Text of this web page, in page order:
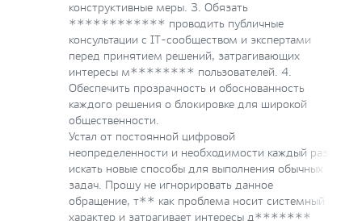
конструктивные меры. 3. Обязать
************ проводить публичные
консультации с IT-сообществом и экспертами
перед принятием решений, затрагивающих
интересы м******** пользователей. 4.
Обеспечить прозрачность и обоснованность
каждого решения о блокировке для широкой
общественности.
Устал от постоянной цифровой
неопределенности и необходимости каждый раз
искать новые способы для выполнения обычных
задач. Прошу не игнорировать данное
обращение, т** как проблема носит системный
характер и затрагивает интересы д*******